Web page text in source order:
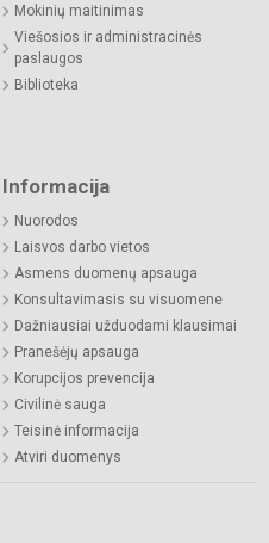
Mokinių maitinimas
Viešosios ir administracinės
paslaugos
Biblioteka
Informacija
Nuorodos
Laisvos darbo vietos
Asmens duomenų apsauga
Konsultavimasis su visuomene
Dažniausiai užduodami klausimai
Pranešėjų apsauga
Korupcijos prevencija
Civilinė sauga
Teisinė informacija
Atviri duomenys